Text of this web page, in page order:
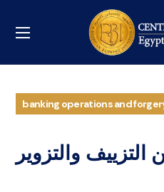
banking operations and
والتزوير